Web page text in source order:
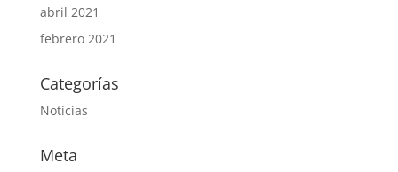
abril 2021
febrero 2021
Categorías
Noticias
Meta